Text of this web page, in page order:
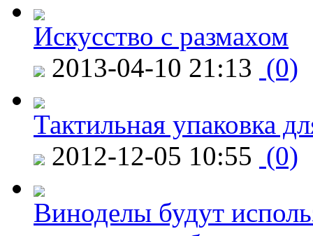
Искусство с размахом
2013-04-10 21:13 (0)
Тактильная упаковка
2012-12-05 10:55 (0)
Виноделы будут